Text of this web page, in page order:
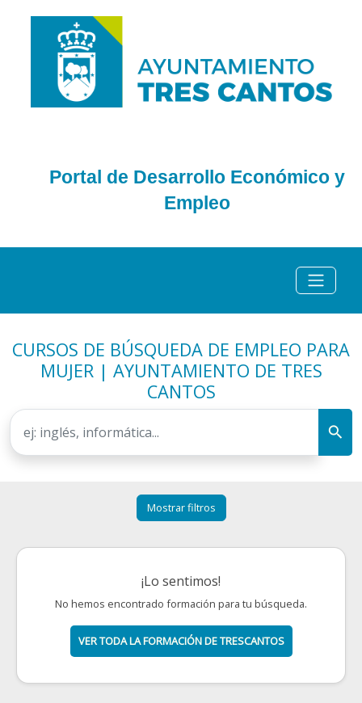
Portal de Desarrollo Económico y
Empleo
CURSOS DE BÚSQUEDA DE EMPLEO PARA
MUJER | AYUNTAMIENTO DE TRES
CANTOS
Mostrar filtros
¡Lo sentimos!
No hemos encontrado formación para tu búsqueda.
VER TODA LA FORMACIÓN DE TRESCANTOS